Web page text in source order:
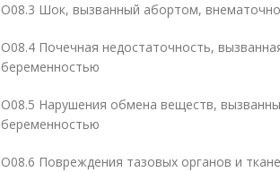
O08.3 Шок, вызванный абортом,
O08.4 Почечная недостаточность,
беременностью
O08.5 Нарушения обмена веществ,
беременностью
O08.6 Повреждения тазовых органов и